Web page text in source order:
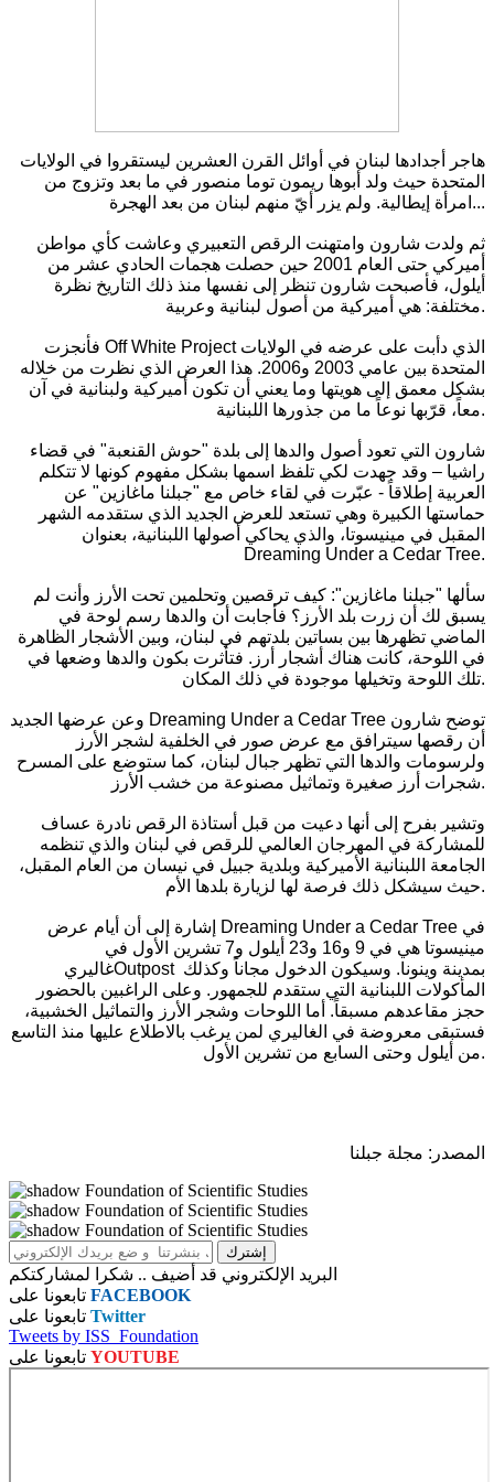
هاجر أجدادها لبنان في أوائل القرن العشرين ليستقروا في الولايات
المتحدة حيث ولد أبوها ريمون توما منصور في ما بعد وتزوج من
امرأة إيطالية. ولم يزر أيّ منهم لبنان من بعد الهجرة...
ثم ولدت شارون وامتهنت الرقص التعبيري وعاشت كأي مواطن
أميركي حتى العام 2001 حين حصلت هجمات الحادي عشر من
أيلول، فأصبحت شارون تنظر إلى نفسها منذ ذلك التاريخ نظرة
مختلفة: هي أميركية من أصول لبنانية وعربية.
فأنجزت Off White Project الذي دأبت على عرضه في الولايات
المتحدة بين عامي 2003 و2006. هذا العرض الذي نظرت من خلاله
بشكل معمق إلى هويتها وما يعني أن تكون أميركية ولبنانية في آن
معاً، قرّبها نوعاً ما من جذورها اللبنانية.
شارون التي تعود أصول والدها إلى بلدة "حوش القنعبة" في قضاء
راشيا – وقد جهدت لكي تلفظ اسمها بشكل مفهوم كونها لا تتكلم
العربية إطلاقاً - عبّرت في لقاء خاص مع "جبلنا ماغازين" عن
حماستها الكبيرة وهي تستعد للعرض الجديد الذي ستقدمه الشهر
المقبل في مينيسوتا، والذي يحاكي أصولها اللبنانية، بعنوان
Dreaming Under a Cedar Tree.
سألها "جبلنا ماغازين": كيف ترقصين وتحلمين تحت الأرز وأنت لم
يسبق لك أن زرت بلد الأرز؟ فأجابت أن والدها رسم لوحة في
الماضي تظهرها بين بساتين بلدتهم في لبنان، وبين الأشجار الظاهرة
في اللوحة، كانت هناك أشجار أرز. فتأثرت بكون والدها وضعها في
تلك اللوحة وتخيلها موجودة في ذلك المكان.
وعن عرضها الجديد Dreaming Under a Cedar Tree توضح شارون
أن رقصها سيترافق مع عرض صور في الخلفية لشجر الأرز
ولرسومات والدها التي تظهر جبال لبنان، كما ستوضع على المسرح
شجرات أرز صغيرة وتماثيل مصنوعة من خشب الأرز.
وتشير بفرح إلى أنها دعيت من قبل أستاذة الرقص نادرة عساف
للمشاركة في المهرجان العالمي للرقص في لبنان والذي تنظمه
الجامعة اللبنانية الأميركية وبلدية جبيل في نيسان من العام المقبل،
حيث سيشكل ذلك فرصة لها لزيارة بلدها الأم.
إشارة إلى أن أيام عرض Dreaming Under a Cedar Tree في
مينيسوتا هي في 9 و16 و23 أيلول و7 تشرين الأول في
غاليريOutpost بمدينة وينونا. وسيكون الدخول مجاناً وكذلك
المأكولات اللبنانية التي ستقدم للجمهور. وعلى الراغبين بالحضور
حجز مقاعدهم مسبقاً. أما اللوحات وشجر الأرز والتماثيل الخشبية،
فستبقى معروضة في الغاليري لمن يرغب بالاطلاع عليها منذ التاسع
من أيلول وحتى السابع من تشرين الأول.
المصدر: مجلة جبلنا
البريد الإلكتروني قد أضيف .. شكرا لمشاركتكم
FACEBOOK
Twitter
Tweets by ISS_Foundation
YOUTUBE